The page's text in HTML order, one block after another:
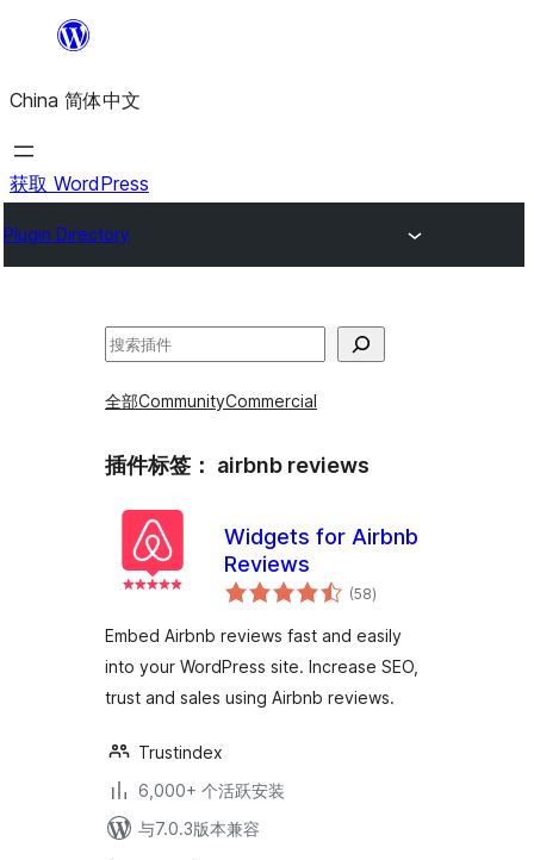
内
容
China 简体中文
获取 WordPress
Plugin Directory
搜
全部CommunityCommercial
插件标签： airbnb reviews
Widgets for Airbnb
Reviews
(58总
评)
Embed Airbnb reviews fast and easily
into your WordPress site. Increase SEO,
trust and sales using Airbnb reviews.
Trustindex
6,000+ 个活跃安装
与7.0.3版本兼容